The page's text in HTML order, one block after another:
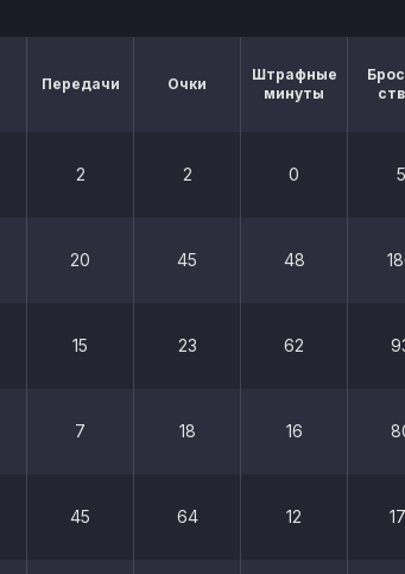
Передачи Очки
Штрафные
минуты
2 2 0 5
20 45 48
15 23 62
7 18 16
45 64 12